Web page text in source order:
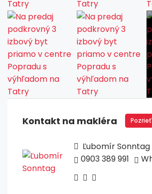
Kontakt na makléra
Ľubomír Sonntag
0903 389 991